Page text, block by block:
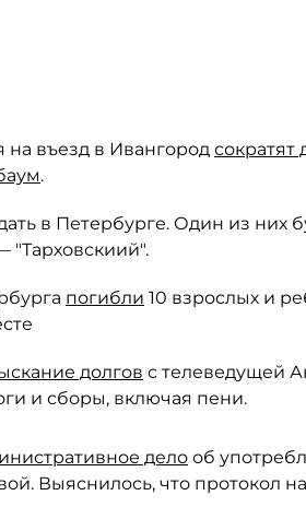
въезд в Ивангород сократят
.
в Петербурге. Один из них
"Тарховскиий".
погибли 10 взрослых и
долгов с телеведущей
и сборы, включая пени.
дело об
Выяснилось, что протокол